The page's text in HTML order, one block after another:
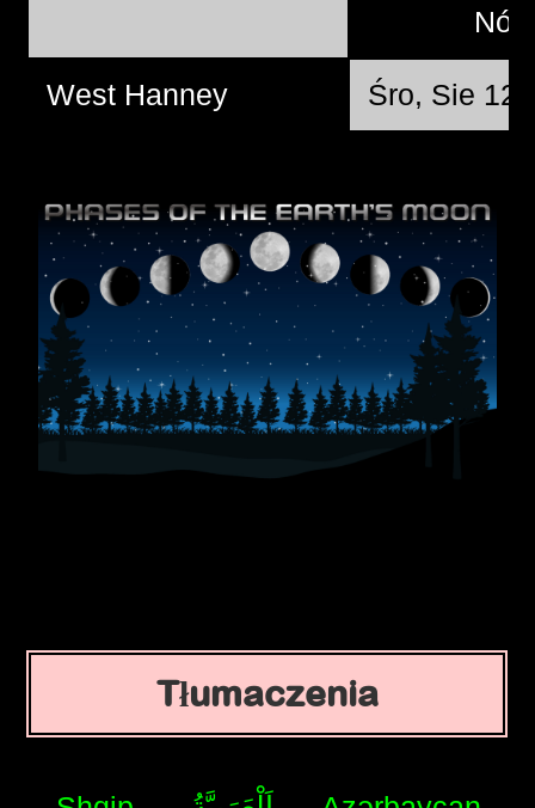
West Hanney Śro, Sie 12
Tłumaczenia